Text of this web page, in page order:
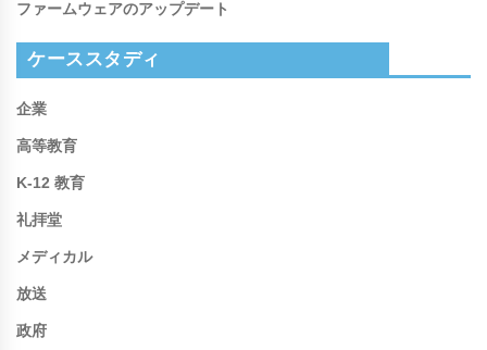
ファームウェアのアップデート
ケーススタディ
企業
高等教育
K-12 教育
礼拝堂
メディカル
放送
政府